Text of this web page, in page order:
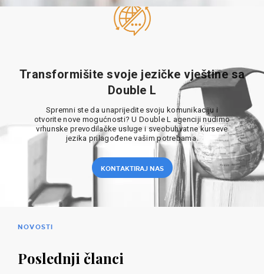
Transformišite svoje jezičke vještine sa
Double L
Spremni ste da unaprijedite svoju komunikaciju i
otvorite nove mogućnosti? U Double L agenciji nudimo
vrhunske prevodilačke usluge i sveobuhvatne kurseve
jezika prilagođene vašim potrebama.
KONTAKTIRAJ NAS
NOVOSTI
Poslednji članci